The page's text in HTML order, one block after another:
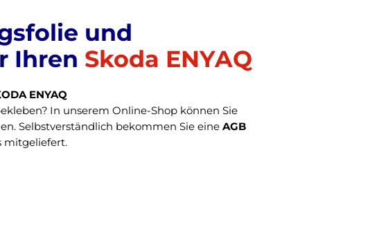
Skoda ENYAQ
ENYAQ
In unserem Online-Shop können Sie
Selbstverständlich bekommen Sie eine AGB
mitgeliefert.
ist durch Laserprägung bauabnahmefrei, und
die Tönungsfolien sauber verlegen können. Zu den